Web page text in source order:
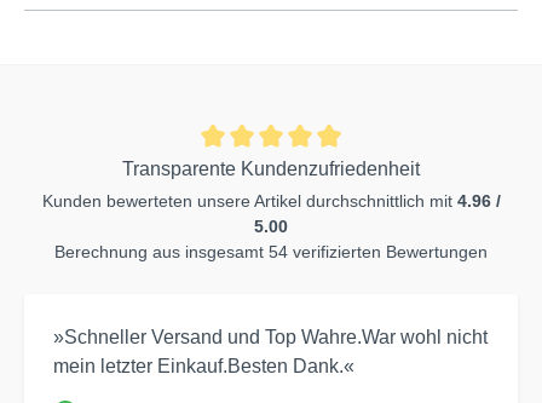
Transparente Kundenzufriedenheit
Kunden bewerteten unsere Artikel durchschnittlich mit 4.96 /
5.00
Berechnung aus insgesamt 54 verifizierten Bewertungen
»Schneller Versand und Top Wahre.War wohl nicht
mein letzter Einkauf.Besten Dank.«